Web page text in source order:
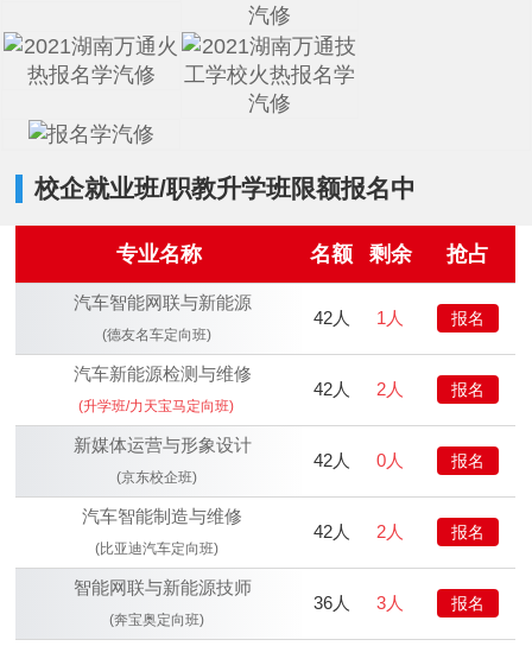
校企就业班/职教升学班限额报名中
专业名称 名额 剩余 抢占
汽车智能网联与新能源
(德友名车定向班)
42人 1人 报名
汽车新能源检测与维修
(升学班/力天宝马定向班)
42人 2人 报名
新媒体运营与形象设计
(京东校企班)
42人 0人 报名
汽车智能制造与维修
(比亚迪汽车定向班)
42人 2人 报名
智能网联与新能源技师
(奔宝奥定向班)
36人 3人 报名